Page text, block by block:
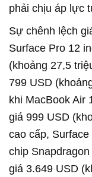
phải chịu áp lực
Sự chênh lệch
Surface Pro 12
(khoảng 27,5
799 USD
khi MacBook Air
giá 999 USD
cao cấp,
chip
giá 3.649 USD